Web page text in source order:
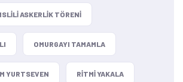
ASKERLIK TÖRENI
OMURGAYI TAMAMLA
YURTSEVEN RITMI YAKALA